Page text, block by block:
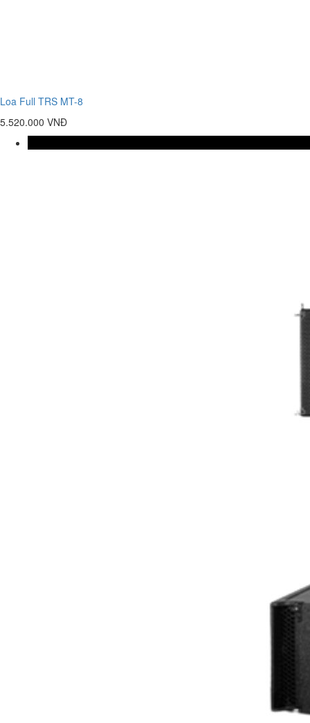
Loa Full TRS MT-8
5.520.000 VNĐ